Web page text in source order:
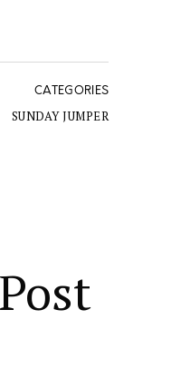
CATEGORIES
SUNDAY JUMPER